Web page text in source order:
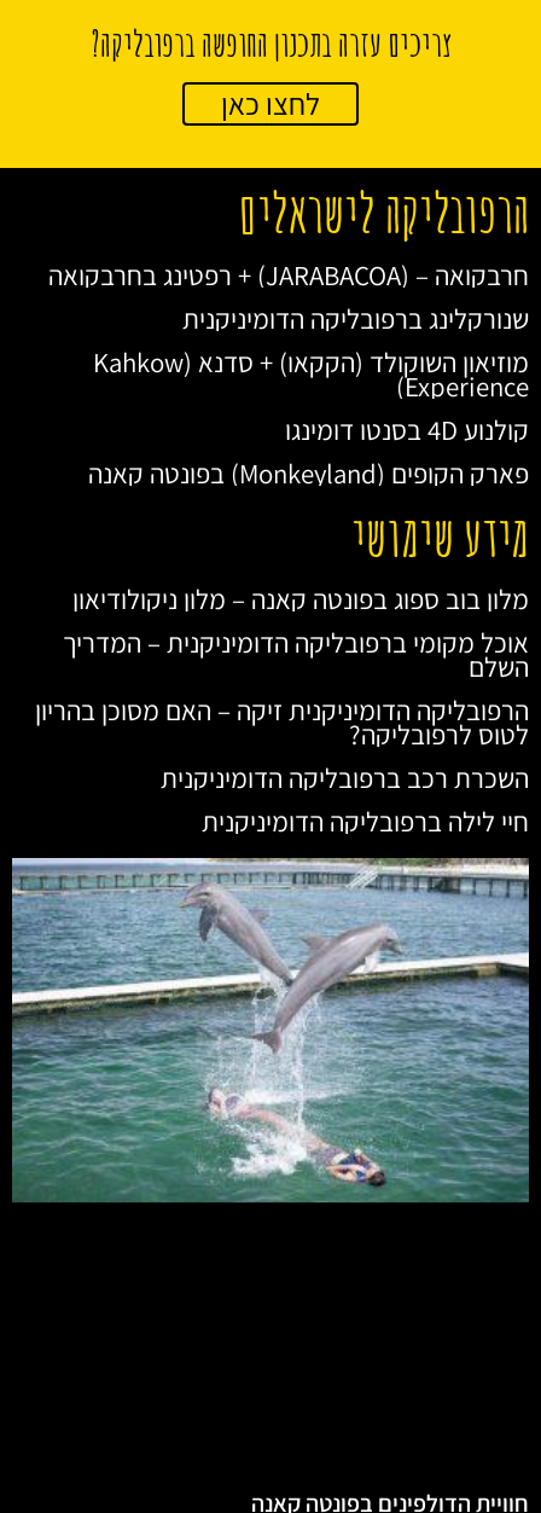
צריכים עזרה בתכנון החופשה ברפובליקה?
לחצו כאן
הרפובליקה לישראלים
חרבקואה – (JARABACOA) + רפטינג בחרבקואה
שנורקלינג ברפובליקה הדומיניקנית
מוזיאון השוקולד (הקקאו) + סדנא (Kahkow
Experience)
קולנוע 4D בסנטו דומינגו
פארק הקופים (Monkeyland) בפונטה קאנה
מידע שימושי
מלון בוב ספוג בפונטה קאנה – מלון ניקולודיאון
אוכל מקומי ברפובליקה הדומיניקנית – המדריך
השלם
הרפובליקה הדומיניקנית זיקה – האם מסוכן בהריון
לטוס לרפובליקה?
השכרת רכב ברפובליקה הדומיניקנית
חיי לילה ברפובליקה הדומיניקנית
חוויית הדולפינים בפונטה קאנה